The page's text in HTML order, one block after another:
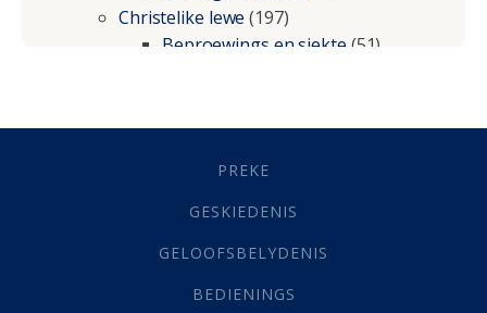
Christelike lewe (197)
Beproewings en siekte(51)
Geestelike Groei(10)
(21)
Grys Areas(4)
Lewensdoel(3)
Selfondersoek(1)
PREKE
GESKIEDENIS
GELOOFSBELYDENIS
BEDIENINGS